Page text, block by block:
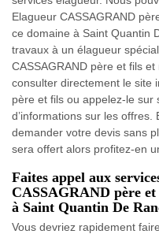
Elagueur CASSAGRAND
ce domaine à Saint Quantin
travaux à un élagueur
CASSAGRAND père et fils
consulter directement le site
père et fils ou appelez-le sur
d’informations sur les offres.
demander votre devis sans
sera offert alors profitez-en
Faites appel aux
CASSAGRAND père
à Saint Quantin De
Vous devriez rapidement